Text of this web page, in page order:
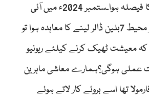
فی لیٹر تک لیجانے کا فیصلہ ہوا۔ستمبر 2024ء میں آئی
ایم ایف سے 37ماہ پر محیط 7بلین ڈالر لینے کا معاہدہ ہوا تو
کہ معیشت ٹھیک کرنے کیلئے ریونیو
ہوگی؟ہمارے معاشی ماہرین
تھا اسے بروئے کار لاتے ہوئے